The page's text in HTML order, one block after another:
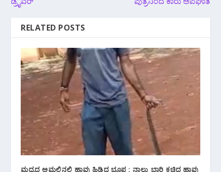
RELATED POSTS
ಮಧ್ಯದ ಅಮಲಿನಲ್ಲಿ ಹಾವು ಹಿಡಿದ ಭೂಪ : ನಾಲ್ಕು ಬಾರಿ ಕಚ್ಚಿದ ಹಾವು